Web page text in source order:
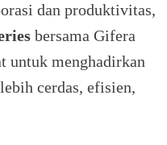
dan produktivitas,
bersama Gifera
untuk menghadirkan
cerdas, efisien,